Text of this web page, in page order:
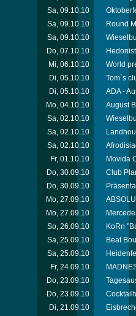
Sa, 09.10.10
Sa, 09.10.10
Round
Sa, 09.10.10
Do, 07.10.10
Mi, 06.10.10
World
Di, 05.10.10
Tom`s
Di, 05.10.10
ADA -
Mo, 04.10.10
August
Sa, 02.10.10
Sa, 02.10.10
Sa, 02.10.10
Fr, 01.10.10
Movida
Do, 30.09.10
Club
Do, 30.09.10
Mo, 27.09.10
Mo, 27.09.10
So, 26.09.10
KoRn
Sa, 25.09.10
Beat
Sa, 25.09.10
Fr, 24.09.10
Do, 23.09.10
Do, 23.09.10
Di, 21.09.10